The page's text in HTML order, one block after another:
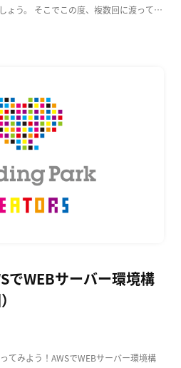
ょう。 そこでこの度、複数回に渡って
でWEBサーバー環境構
てみよう！AWSでWEBサーバー環境構